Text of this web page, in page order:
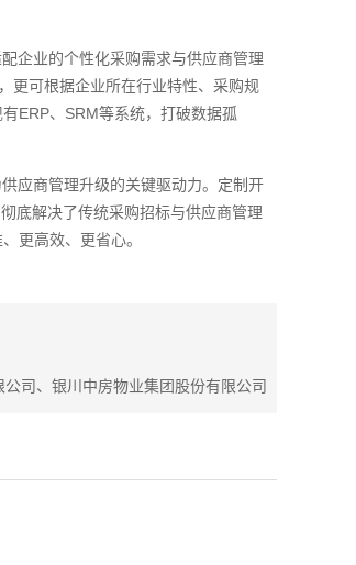
企业的个性化采购需求与供应商管理
更可根据企业所在行业特性、采购规
ERP、SRM等系统，打破数据孤
应商管理升级的关键驱动力。定制开
底解决了传统采购招标与供应商管理
更高效、更省心。
司、银川中房物业集团股份有限公司